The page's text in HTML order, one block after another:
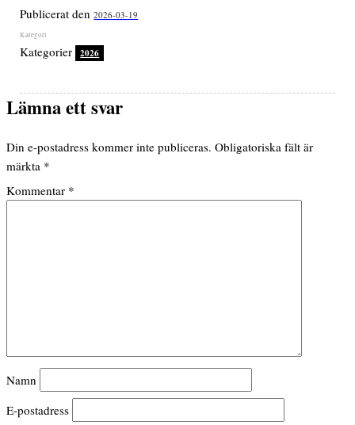
Publicerat den2026-03-19
Kategorier 2026
Lämna ett svar
Din e-postadress kommer inte publiceras. Obligatoriska fält är
märkta *
Kommentar *
Namn
E-postadress